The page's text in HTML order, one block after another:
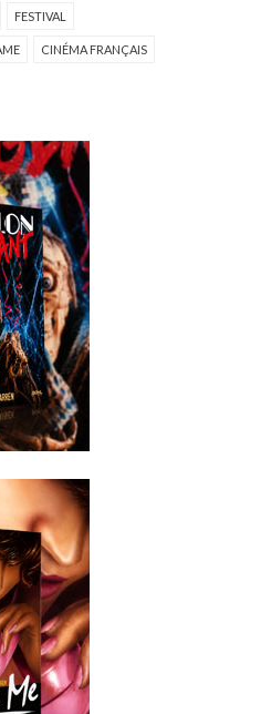
FESTIVAL
CINÉMA FRANÇAIS